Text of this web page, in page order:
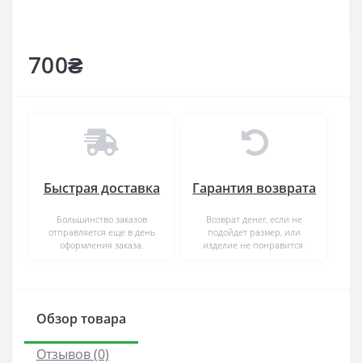
700₴
Быстрая доставка
Большинство заказов
отправляется еще в день
оформления заказа.
Гарантия возврата
Возврат денег, если не
подойдет размер, или
изделие не понравится.
Обзор товара
Отзывов (0)